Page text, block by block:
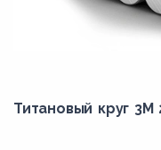
Титановый круг